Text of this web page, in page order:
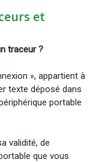
et
traceur ?
», appartient à
texte déposé dans
portable
validité, de
que vous